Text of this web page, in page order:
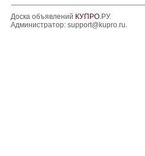
Доска объявлений КУПРО.РУ.
Администратор: support@kupro.ru.